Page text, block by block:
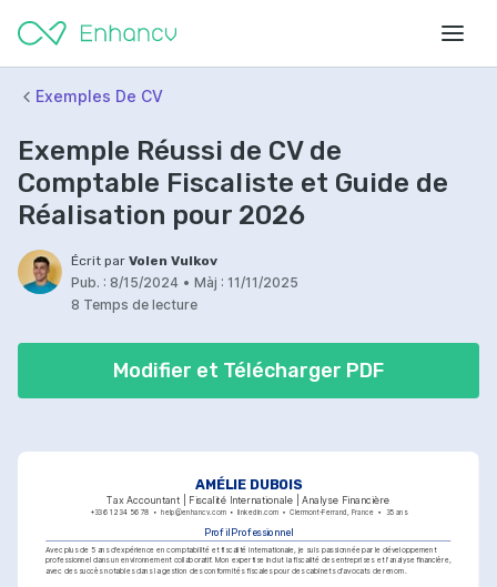
Exemples De CV
Exemple Réussi de CV de
Comptable Fiscaliste et Guide de
Réalisation pour 2026
Écrit par Volen Vulkov
Pub. : 8/15/2024 • Màj : 11/11/2025
8 Temps de lecture
Modifier et Télécharger PDF
AMÉLIE DUBOIS
Tax Accountant | Fiscalité Internationale | Analyse Financière
+33 6 12 34 56 78 help@enhancv.com linkedin.com Clermont-Ferrand, France 35 ans
Profil Professionnel
Avec plus de 5 ans d'expérience en comptabilité et fiscalité internationale, je suis passionnée par le développement
professionnel dans un environnement collaboratif. Mon expertise inclut la fiscalité des entreprises et l'analyse financière,
avec des succès notables dans la gestion des conformités fiscales pour des cabinets d'avocats de renom.